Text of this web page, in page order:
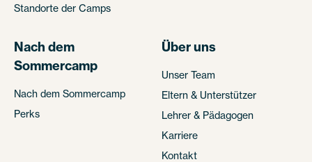
Standorte der Camps
Nach dem
Sommercamp
Nach dem Sommercamp
Perks
Über uns
Unser Team
Eltern & Unterstützer
Lehrer & Pädagogen
Karriere
Kontakt